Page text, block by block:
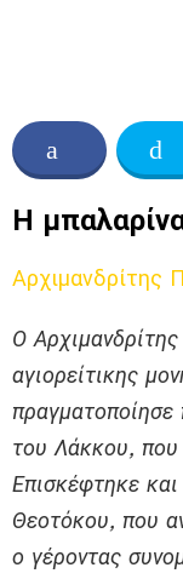
Η
Αρχιμανδρίτης
Ο
αγιορείτικης
πραγματοποίησε
του Λάκκου, που
Επισκέφτηκε
Θεοτόκου, που
ο γέροντας